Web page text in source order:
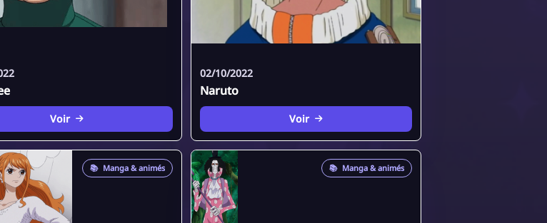
Voir
02/10/2022
Naruto
Voir
📚 Manga & animés 📚 Manga & animés